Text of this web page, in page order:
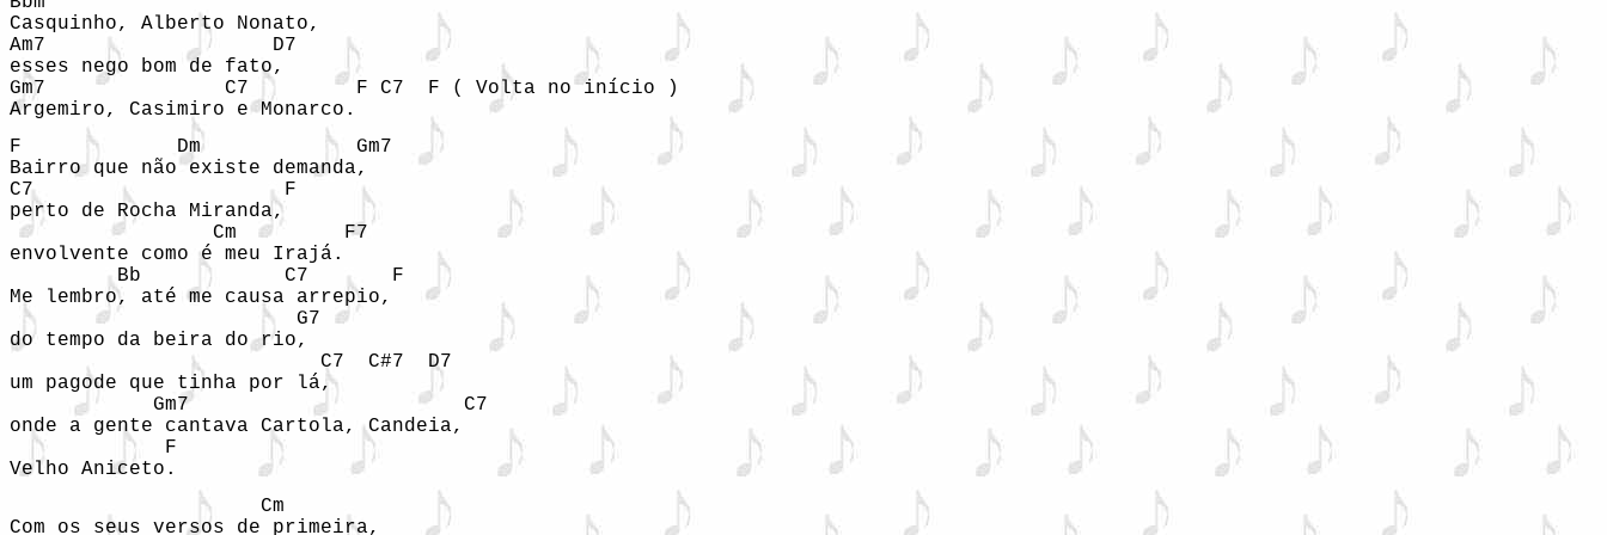
Casquinho, Alberto Nonato,
Am7                   D7
esses nego bom de fato,
Gm7               C7         F C7  F ( Volta no início )
Argemiro, Casimiro e Monarco.
F             Dm             Gm7
Bairro que não existe demanda,
C7                     F
perto de Rocha Miranda,
                 Cm         F7
envolvente como é meu Irajá.
         Bb            C7       F
Me lembro, até me causa arrepio,
                        G7
do tempo da beira do rio,
                          C7  C#7  D7
um pagode que tinha por lá,
            Gm7                       C7
onde a gente cantava Cartola, Candeia,
             F
Velho Aniceto.
                     Cm
Com os seus versos de primeira,